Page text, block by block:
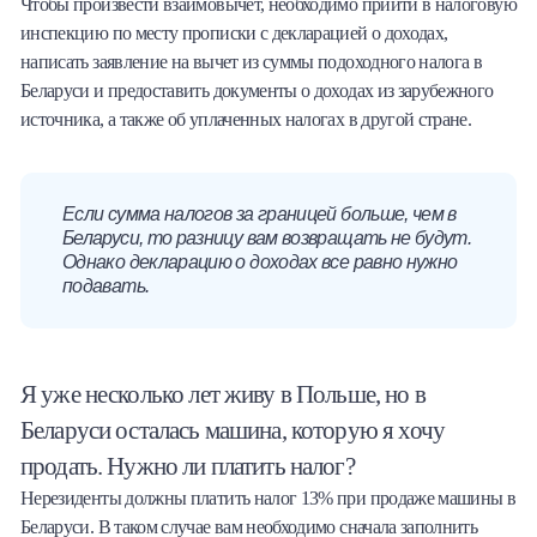
Чтобы произвести взаимовычет, необходимо прийти в налоговую
инспекцию по месту прописки с декларацией о доходах,
написать заявление на вычет из суммы подоходного налога в
Беларуси и предоставить документы о доходах из зарубежного
источника, а также об уплаченных налогах в другой стране.
Если сумма налогов за границей больше, чем в
Беларуси, то разницу вам возвращать не будут.
Однако декларацию о доходах все равно нужно
подавать.
Я уже несколько лет живу в Польше, но в
Беларуси осталась машина, которую я хочу
продать. Нужно ли платить налог?
Нерезиденты должны платить налог 13% при продаже машины в
Беларуси. В таком случае вам необходимо сначала заполнить